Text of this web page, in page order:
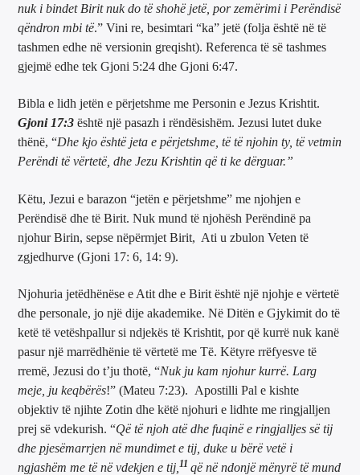
nuk i bindet Birit nuk do të shohë jetë, por zemërimi i Perëndisë
qëndron mbi të.” Vini re, besimtari “ka” jetë (folja është në të
tashmen edhe në versionin greqisht). Referenca të së tashmes
gjejmë edhe tek Gjoni 5:24 dhe Gjoni 6:47.
Bibla e lidh jetën e përjetshme me Personin e Jezus Krishtit.
Gjoni 17:3 është një pasazh i rëndësishëm. Jezusi lutet duke
thënë, “Dhe kjo është jeta e përjetshme, të të njohin ty, të vetmin
Perëndi të vërtetë, dhe Jezu Krishtin që ti ke dërguar.”
Këtu, Jezui e barazon “jetën e përjetshme” me njohjen e
Perëndisë dhe të Birit. Nuk mund të njohësh Perëndinë pa
njohur Birin, sepse nëpërmjet Birit, Ati u zbulon Veten të
zgjedhurve (Gjoni 17: 6, 14: 9).
Njohuria jetëdhënëse e Atit dhe e Birit është një njohje e vërtetë
dhe personale, jo një dije akademike. Në Ditën e Gjykimit do të
ketë të vetëshpallur si ndjekës të Krishtit, por që kurrë nuk kanë
pasur një marrëdhënie të vërtetë me Të. Këtyre rrëfyesve të
rremë, Jezusi do t’ju thotë, “Nuk ju kam njohur kurrë. Larg
meje, ju keqbërës!” (Mateu 7:23). Apostilli Pal e kishte
objektiv të njihte Zotin dhe këtë njohuri e lidhte me ringjalljen
prej së vdekurish. “Që të njoh atë dhe fuqinë e ringjalljes së tij
dhe pjesëmarrjen në mundimet e tij, duke u bërë vetë i
ngjashëm me të në vdekjen e tij,11 që në ndonjë mënyrë të mund